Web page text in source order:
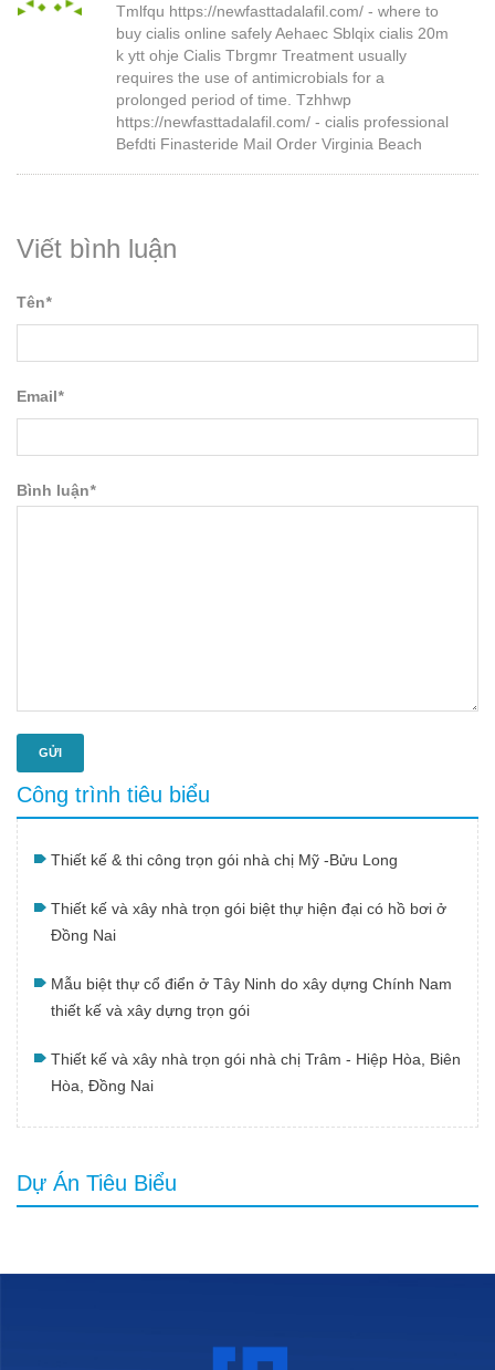
Tmlfqu https://newfasttadalafil.com/ - where to
buy cialis online safely Aehaec Sblqix cialis 20m
k ytt ohje Cialis Tbrgmr Treatment usually
requires the use of antimicrobials for a
prolonged period of time. Tzhhwp
https://newfasttadalafil.com/ - cialis professional
Befdti Finasteride Mail Order Virginia Beach
Viết bình luận
Tên*
Email*
Bình luận*
GỬI
Công trình tiêu biểu
Thiết kế & thi công trọn gói nhà chị Mỹ -Bửu Long
Thiết kế và xây nhà trọn gói biệt thự hiện đại có hồ bơi ở
Đồng Nai
Mẫu biệt thự cổ điển ở Tây Ninh do xây dựng Chính Nam
thiết kế và xây dựng trọn gói
Thiết kế và xây nhà trọn gói nhà chị Trâm - Hiệp Hòa, Biên
Hòa, Đồng Nai
Dự Án Tiêu Biểu